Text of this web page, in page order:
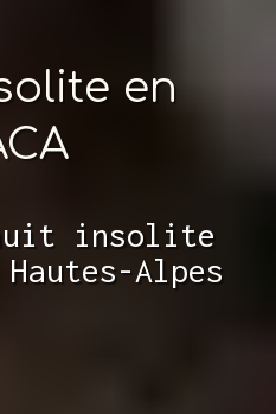
en
insolite
Alpes